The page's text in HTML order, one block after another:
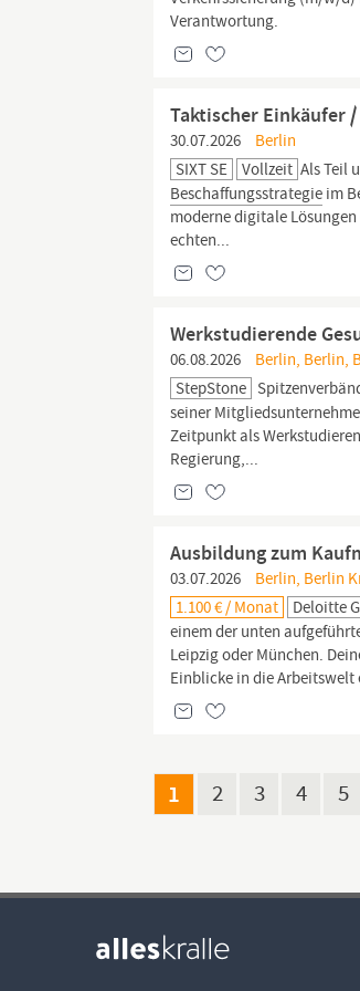
Verantwortung.
Taktischer Einkäufer
30.07.2026
Berlin
SIXT SE
Vollzeit Als Teil
Beschaffungsstrategie im
moderne digitale
echten...
Werkstudierende
06.08.2026
Berlin, Berlin,
StepStone
seiner
Zeitpunkt als
Regierung,...
Ausbildung zum
03.07.2026
Berlin, Berlin
1.100 € / Monat
Deloitte
einem der unten
Leipzig oder München.
Einblicke in die Arbeitswelt
1 2 3 4 5